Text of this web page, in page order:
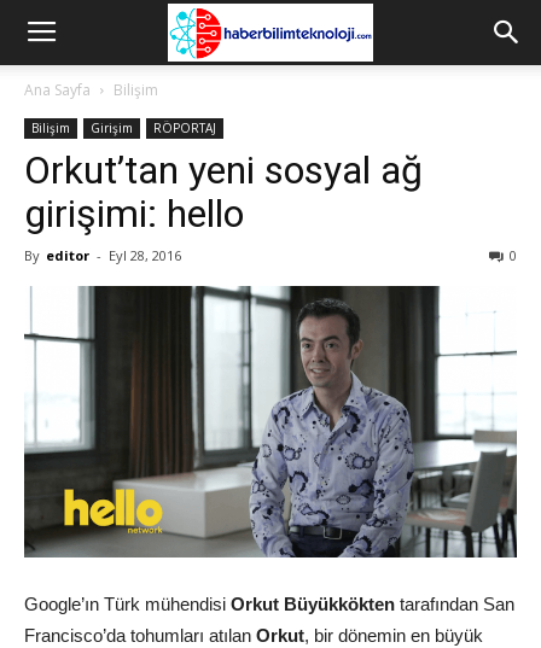
Ana Sayfa Bilişim
Bilişim Girişim RÖPORTAJ
Orkut’tan yeni sosyal ağ
girişimi: hello
By editor - Eyl 28, 2016 0
Google’ın Türk mühendisi Orkut Büyükkökten tarafından San
Francisco’da tohumları atılan Orkut, bir dönemin en büyük